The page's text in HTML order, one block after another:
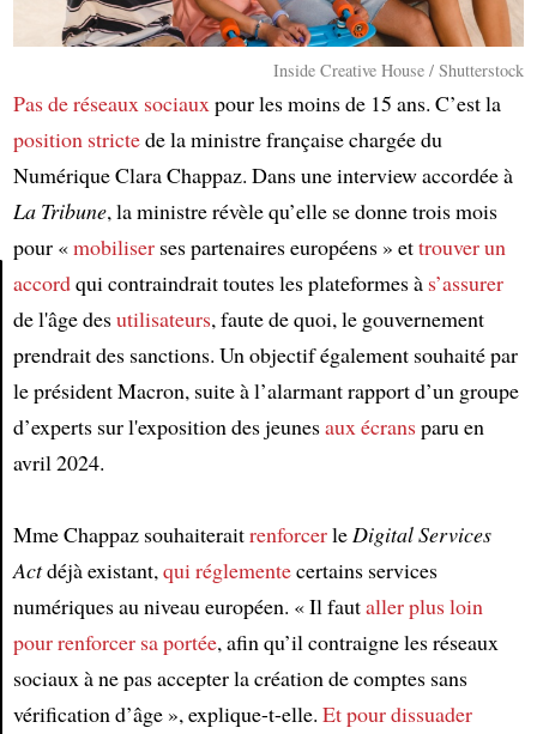
Article
Inside Creative House / Shutterstock
Pas de réseaux sociauxpour les moins de 15 ans. C’est la
position strictede la ministre française chargée du
Numérique Clara Chappaz. Dans une interview accordée à
La Tribune, la ministre révèle qu’elle se donne trois mois
pour «mobiliserses partenaires européens » ettrouver un
accordqui contraindrait toutes les plateformes à s’assurer
de l'âge desutilisateurs, faute de quoi, le gouvernement
prendrait des sanctions. Un objectif également souhaité par
le président Macron, suite à l’alarmant rapport d’un groupe
d’experts sur l'exposition des jeunesaux écransparu en
avril 2024.
Mme Chappaz souhaiteraitrenforcerleDigital Services
Actdéjà existant,qui réglementecertains services
numériques au niveau européen. « Il fautaller plus loin
pour renforcer sa portée, afin qu’il contraigne les réseaux
sociaux à ne pas accepter la création de comptes sans
vérification d’âge », explique-t-elle. Et pour dissuader